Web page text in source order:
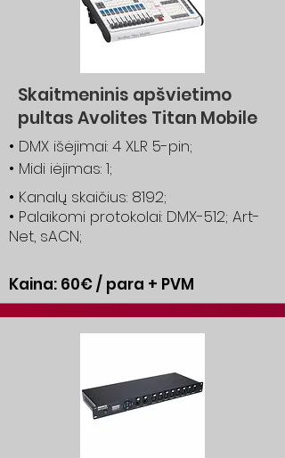
Skaitmeninis apšvietimo
pultas Avolites Titan Mobile
• DMX išėjimai: 4 XLR 5-pin;
• Midi iėjimas: 1;
• Kanalų skaičius: 8192;
• Palaikomi protokolai: DMX-512; Art-
Net, sACN;
Kaina: 60€ / para + PVM